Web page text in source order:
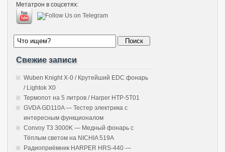
Метатрон в соцсетях:
Свежие записи
Wuben Knight X-0 / Крутейший EDC фонарь
/ Lightok X0
Термопот на 5 литров / Harper HTP-5T01
GVDA GD110A — Тестер электрика с
интересным функционалом
Convoy T3 3000K — Медный фонарь с
Тёплым светом на NICHIA 519A
Радиоприёмник HARPER HRS-440 —